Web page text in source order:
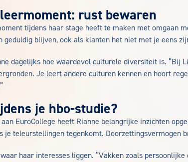
rust bewaren
tijdens haar stage heeft te maken met omgaan
geduldig blijven, ook als klanten het niet met je eens
dagelijks hoe waardevol culturele diversiteit is. “Bij
Je leert andere culturen kennen en hoort
je hbo-studie?
EuroCollege heeft Rianne belangrijke inzichten
je teleurstellingen tegenkomt. Doorzettingsvermogen
haar interesses liggen. “Vakken zoals